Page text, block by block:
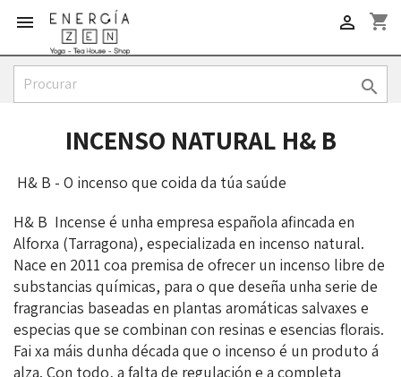
 shopping_cart


INCENSO NATURAL H& B
H& B - O incenso que coida da túa saúde
H& B Incense é unha empresa española afincada en
Alforxa (Tarragona), especializada en incenso natural.
Nace en 2011 coa premisa de ofrecer un incenso libre de
substancias químicas, para o que deseña unha serie de
fragrancias baseadas en plantas aromáticas salvaxes e
especias que se combinan con resinas e esencias florais.
Fai xa máis dunha década que o incenso é un produto á
alza. Con todo, a falta de regulación e a completa